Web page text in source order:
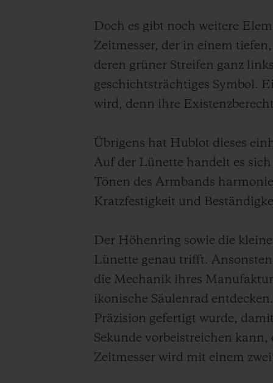
Doch es gibt noch weitere
Zeitmesser, der in einem
deren grüner Streifen ganz
geschichtsträchtiges Symbol.
wird, denn ihre
Übrigens hat Hublot dieses
Auf der Lünette handelt es
Tönen des Armbands
Kratzfestigkeit und
Der Höhenring sowie die
Lünette genau trifft.
die Mechanik ihres
ikonische Säulenrad
Präzision gefertigt wurde,
Sekunde vorbeistreichen
Zeitmesser wird mit einem